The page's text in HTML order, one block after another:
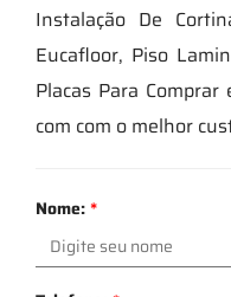
Instalação De
Eucafloor, Piso
Placas Para
com com o melhor
Nome:*